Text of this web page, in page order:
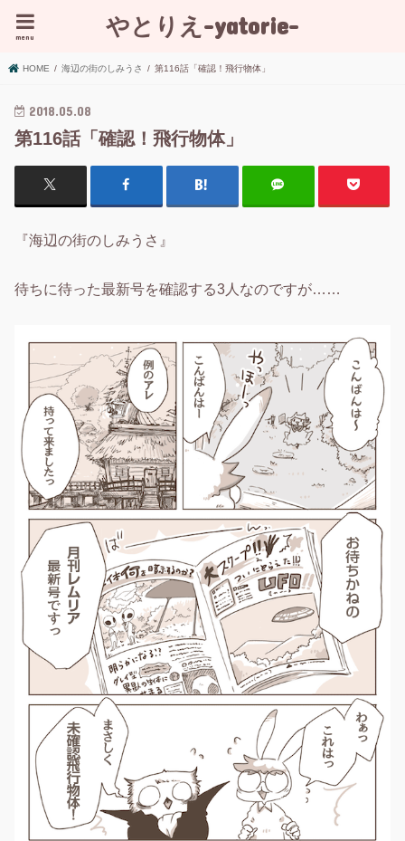
やとりえ-yatorie-
menu
HOME 海辺の街のしみうさ 第116話「確認！飛行物体」
2018.05.08
第116話「確認！飛行物体」
『海辺の街のしみうさ』
待ちに待った最新号を確認する3人なのですが……